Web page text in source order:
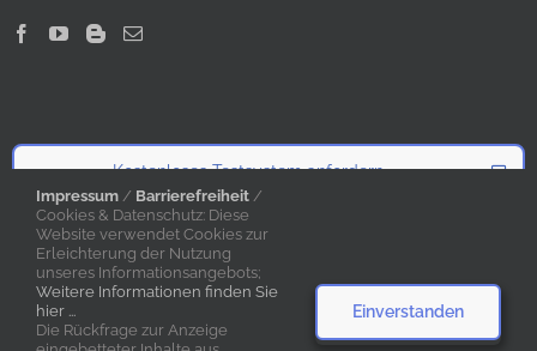
Kostenloses Testsystem anfordern
Angebot anfordern
Impressum / Barrierefreiheit /
Cookies & Datenschutz: Diese
Website verwendet Cookies zur
Erleichterung der Nutzung
unseres Informationsangebots;
Weitere Informationen finden Sie
hier ...
Die Rückfrage zur Anzeige
Einverstanden